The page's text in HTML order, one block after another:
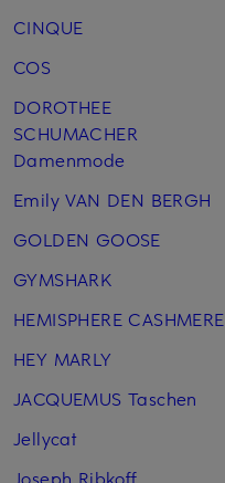
CINQUE
COS
DOROTHEE
SCHUMACHER
Damenmode
Emily VAN DEN BERGH
GOLDEN GOOSE
GYMSHARK
HEMISPHERE CASHMERE
HEY MARLY
JACQUEMUS Taschen
Jellycat
Joseph Ribkoff